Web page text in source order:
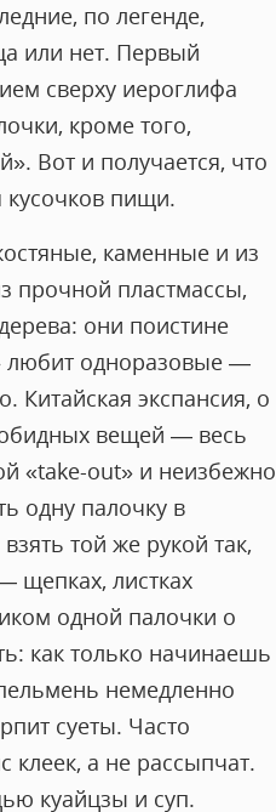
по легенде,
или нет. Первый
сверху иероглифа
кроме того,
Вот и получается, что
пищи.
каменные и из
прочной пластмассы,
они поистине
любит одноразовые —
Китайская экспансия, о
вещей — весь
«take-out» и неизбежно
одну палочку в
той же рукой так,
щепках, листках
одной палочки о
как только начинаешь
немедленно
суеты. Часто
клеек, а не рассыпчат.
куайцзы и суп.